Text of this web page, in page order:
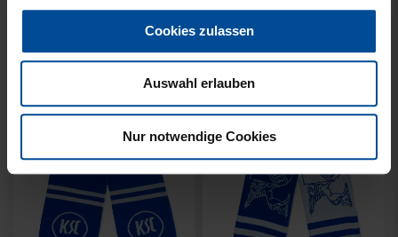
Cookies zulassen
Auswahl erlauben
Nur notwendige Cookies